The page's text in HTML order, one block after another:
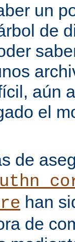
un
de
aún
el
de
han
de